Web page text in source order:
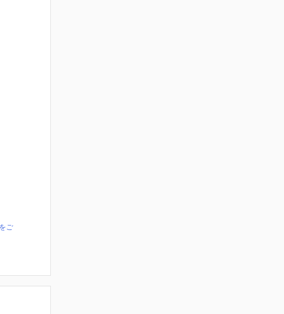
ご